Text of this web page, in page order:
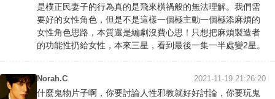
是樸正民妻子的行為真的是飛來橫禍般的無法理解。我們需
要好的女性角色，但是不是這樣一個極主動一個極添麻煩的
女性角色思路，本質還是編劇沒費心思！只想把麻煩製造者
的功能性扔給女性，本來三星，看到最後一集一半處變2星。
Norah.C 2021-11-19 21:26:20
什麼鬼物片子啊，你要討論人性邪教就好好討論，你要玩鬼